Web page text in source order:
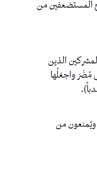
المستضعفين من
الذين
مُضَرَ واجعَلْها
ويُمنعون من